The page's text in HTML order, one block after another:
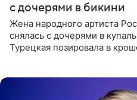
с дочерями в бикини
Жена народного артиста
снялась с дочерями в
Турецкая позировала в